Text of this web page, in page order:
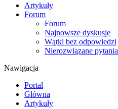
Artykuły
Forum
Forum
Najnowsze dyskusje
Wątki bez odpowiedzi
Nierozwiązane pytania
Nawigacja
Portal
Główna
Artykuły